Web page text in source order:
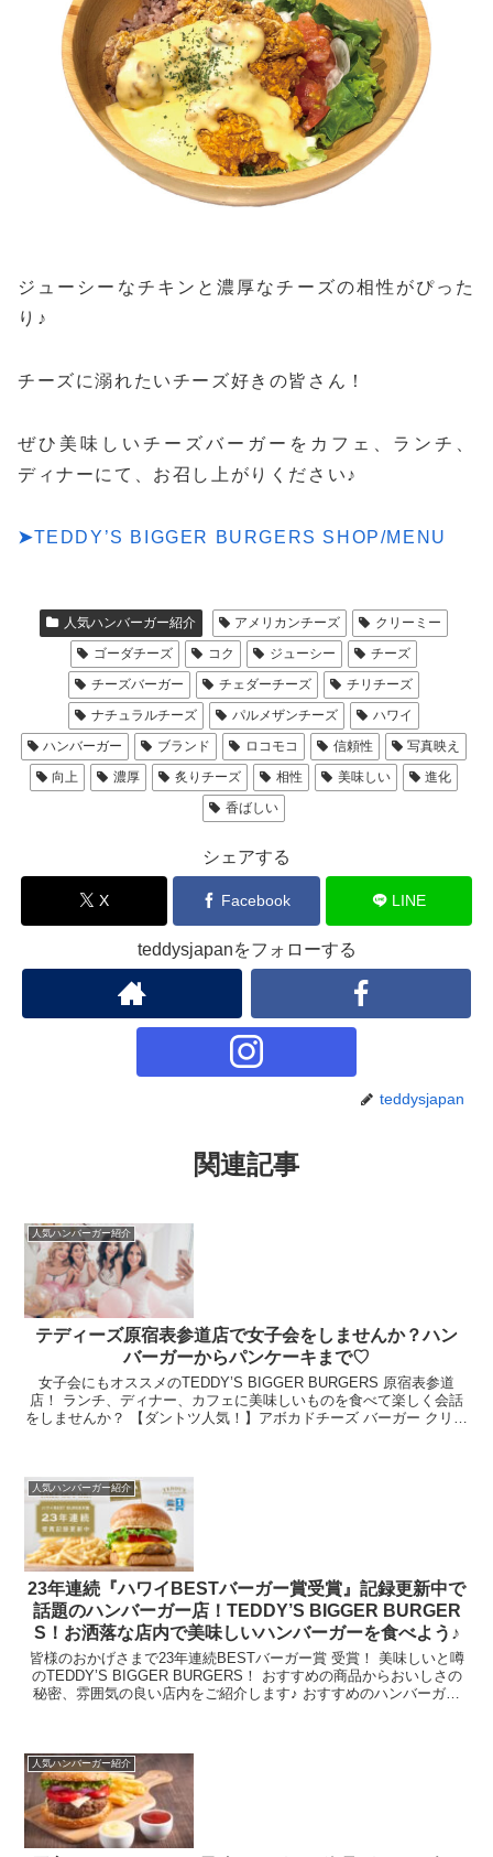
ジューシーなチキンと濃厚なチーズの相性がぴった
り♪
チーズに溺れたいチーズ好きの皆さん！
ぜひ美味しいチーズバーガーをカフェ、ランチ、
ディナーにて、お召し上がりください♪
➤TEDDY’S BIGGER BURGERS SHOP/MENU
人気ハンバーガー紹介 アメリカンチーズ
クリーミー
ゴーダチーズ
コク ジューシー
チーズ
チーズバーガー
チェダーチーズ
チリチーズ
ナチュラルチーズ
パルメザンチーズ
ハワイ
ハンバーガー
ブランド ロコモコ 信頼性
写真映え
向上
濃厚 炙りチーズ 相性 美味しい
進化
香ばしい
シェアする
X Facebook LINE
teddysjapanをフォローする
teddysjapan
関連記事
人気ハンバーガー紹介
テディーズ原宿表参道店で女子会をしませんか？ハン
バーガーからパンケーキまで♡
女子会にもオススメのTEDDY’S BIGGER BURGERS 原宿表参道
店！ ランチ、ディナー、カフェに美味しいものを食べて楽しく会話
をしませんか？ 【ダントツ人気！】アボカドチーズ バーガー クリー
人気ハンバーガー紹介
23年連続『ハワイBESTバーガー賞受賞』記録更新中で
話題のハンバーガー店！TEDDY’S BIGGER BURGER
S！お洒落な店内で美味しいハンバーガーを食べよう♪
皆様のおかげさまで23年連続BESTバーガー賞 受賞！ 美味しいと噂
のTEDDY’S BIGGER BURGERS！ おすすめの商品からおいしさの
秘密、雰囲気の良い店内をご紹介します♪ おすすめのハンバーガー
人気ハンバーガー紹介